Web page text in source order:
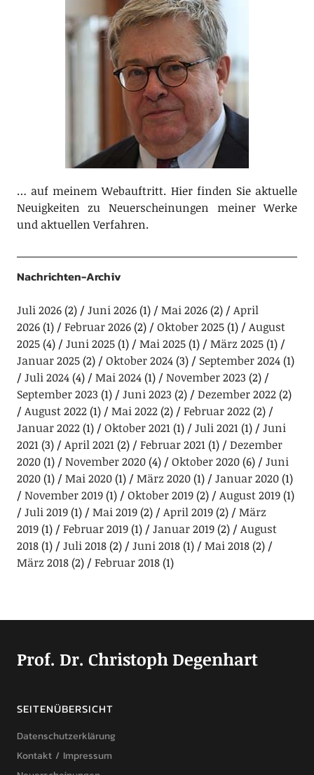
… auf meinem Webauftritt. Hier finden Sie aktuelle
Neuigkeiten zu Neuerscheinungen meiner Werke
und aktuellen Verfahren.
Nachrichten-Archiv
Juli 2026(2) Juni 2026(1) Mai 2026(2)
April
2026(1) Februar 2026(2) Oktober 2025(1)
August
2025(4) Juni 2025(1) Mai 2025(1) März 2025(1)
Januar 2025(2) Oktober 2024(3) September 2024(1)
Juli 2024(4) Mai 2024(1) November 2023 (2)
September 2023 (1) Juni 2023 (2) Dezember 2022(2)
August 2022(1) Mai 2022(2) Februar 2022(2)
Januar 2022(1) Oktober 2021(1) Juli 2021(1)
Juni
2021(3) April 2021(2) Februar 2021(1)
Dezember
2020(1) November 2020(4) Oktober 2020(6)
Juni
2020(1) Mai 2020(1) März 2020(1) Januar 2020(1)
November 2019(1) Oktober 2019(2) August 2019(1)
Juli 2019(1) Mai 2019(2) April 2019(2)
März
2019(1) Februar 2019(1) Januar 2019(2)
August
2018(1) Juli 2018(2) Juni 2018(1) Mai 2018(2)
März 2018(2) Februar 2018(1)
Prof. Dr. Christoph Degenhart
SEITENÜBERSICHT
Datenschutzerklärung
Kontakt / Impressum